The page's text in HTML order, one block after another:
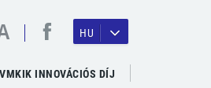
HU
VMKIK INNOVÁCIÓS DÍJ